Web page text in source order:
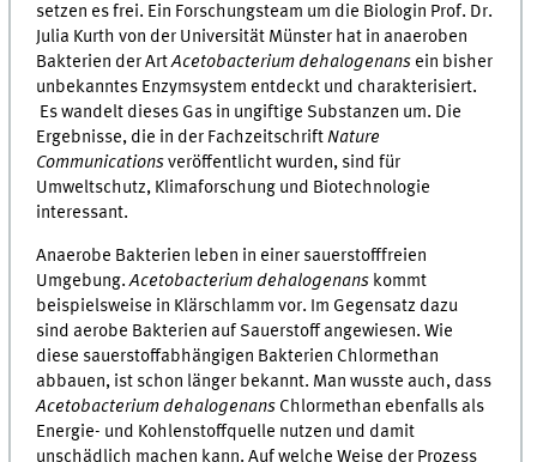
setzen es frei. Ein Forschungsteam um die Biologin Prof. Dr.
Julia Kurth von der Universität Münster hat in anaeroben
Bakterien der ArtAcetobacterium dehalogenans ein bisher
unbekanntes Enzymsystem entdeckt und charakterisiert.
Es wandelt dieses Gas in ungiftige Substanzen um. Die
Ergebnisse, die in der FachzeitschriftNature
Communicationsveröffentlicht wurden, sind für
Umweltschutz, Klimaforschung und Biotechnologie
interessant.
Anaerobe Bakterien leben in einer sauerstofffreien
Umgebung.Acetobacterium dehalogenans kommt
beispielsweise in Klärschlamm vor. Im Gegensatz dazu
sind aerobe Bakterien auf Sauerstoff angewiesen. Wie
diese sauerstoffabhängigen Bakterien Chlormethan
abbauen, ist schon länger bekannt. Man wusste auch, dass
Acetobacterium dehalogenans Chlormethan ebenfalls als
Energie- und Kohlenstoffquelle nutzen und damit
unschädlich machen kann. Auf welche Weise der Prozess